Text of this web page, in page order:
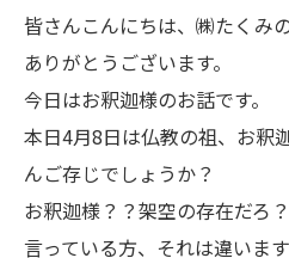
皆さんこんにちは、㈱たくみ
ありがとうございます。
今日はお釈迦様のお話です。
本日4月8日は仏教の祖、お釈
んご存じでしょうか？
お釈迦様？？架空の存在だろ
言っている方、それは違いま